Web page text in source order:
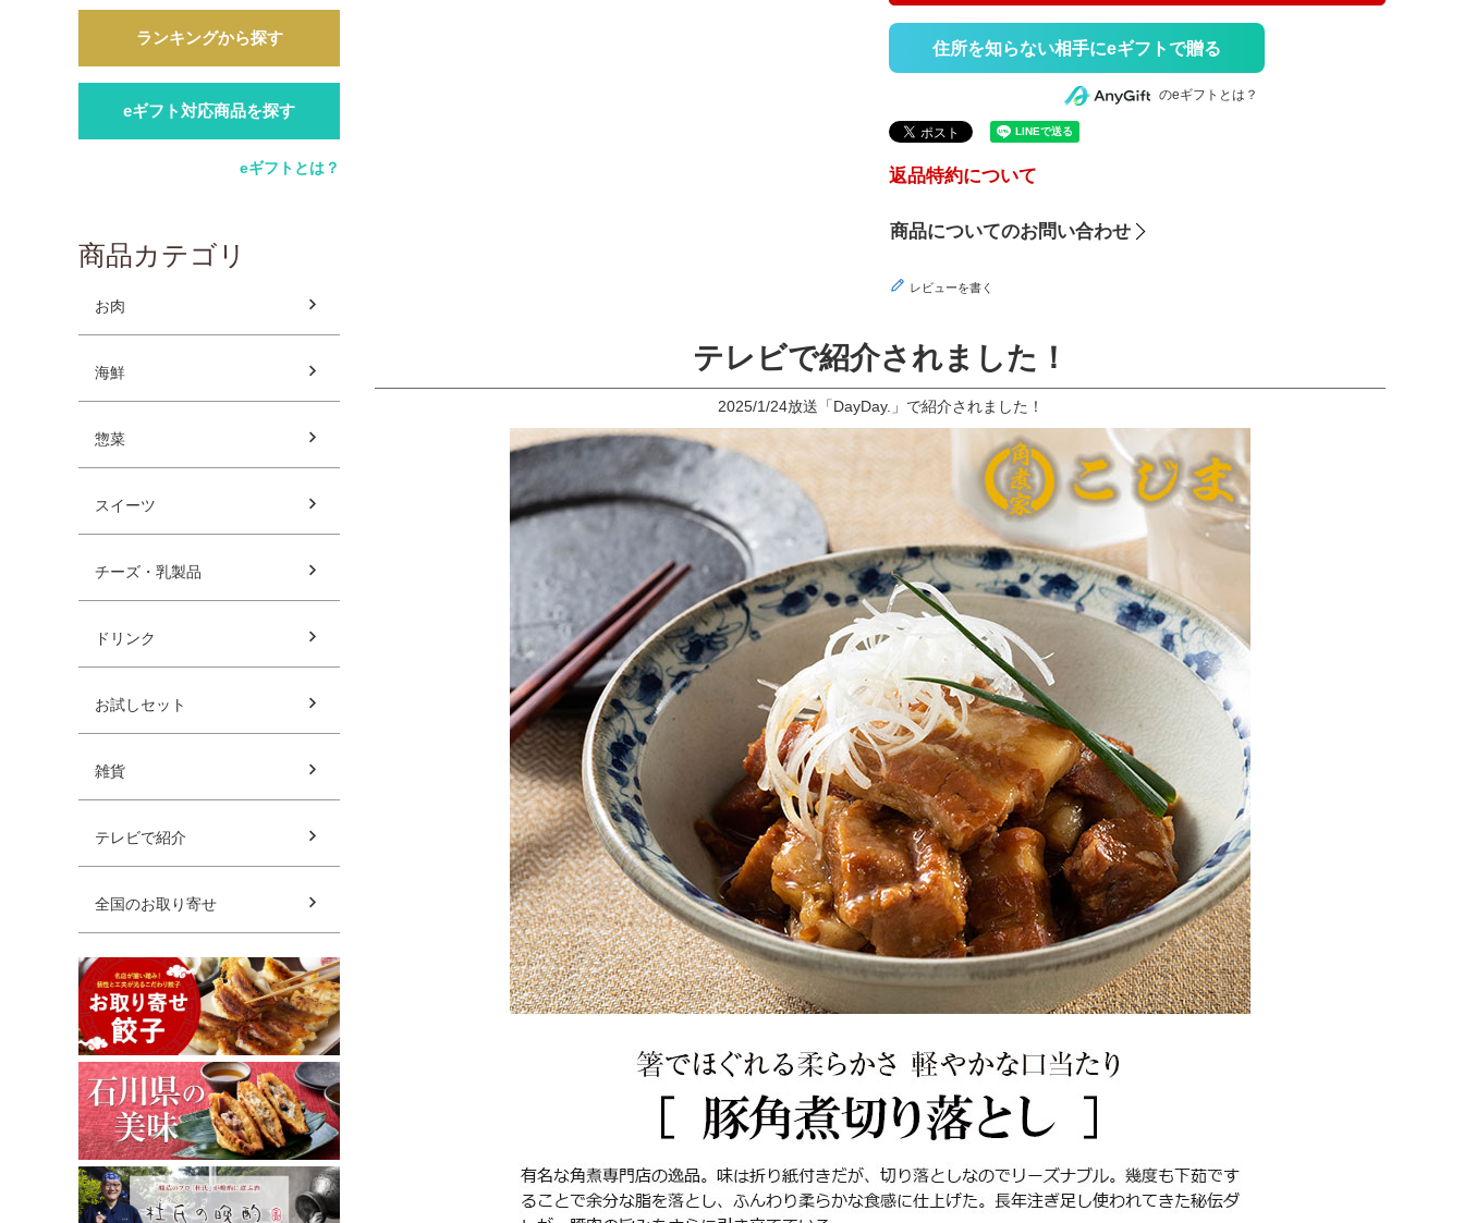
ランキングから探す
eギフト対応商品を探す
eギフトとは？
商品カテゴリ
お肉
海鮮
惣菜
スイーツ
チーズ・乳製品
ドリンク
お試しセット
雑貨
テレビで紹介
全国のお取り寄せ
テレビで紹介されました！
2025/1/24放送「DayDay.」で紹介されました！
住所を知らない相手にeギフトで贈る
のeギフトとは？
返品特約について
商品についてのお問い合わせ
レビューを書く